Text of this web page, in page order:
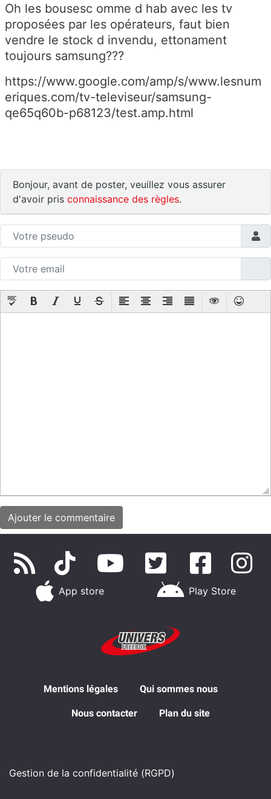
Oh les bousesc omme d hab avec les tv
proposées par les opérateurs, faut bien
vendre le stock d invendu, ettonament
toujours samsung???
https://www.google.com/amp/s/www.lesnum
eriques.com/tv-televiseur/samsung-
qe65q60b-p68123/test.amp.html
Bonjour, avant de poster, veuillez vous assurer
d'avoir pris connaissance des règles.
App store Play Store
Mentions légales Qui sommes nous
Nous contacter Plan du site
Gestion de la confidentialité (RGPD)